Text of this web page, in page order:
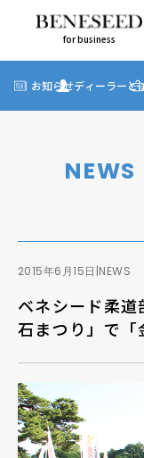
お知らせ
ディーラーとは
FAQ
未来貢献
企業情報
ディーラー契約につ
個人情報保護方針
for business
お知らせディーラーと
NEWS
2015年6月15日 NEWS
ベネシード柔
石まつり」で